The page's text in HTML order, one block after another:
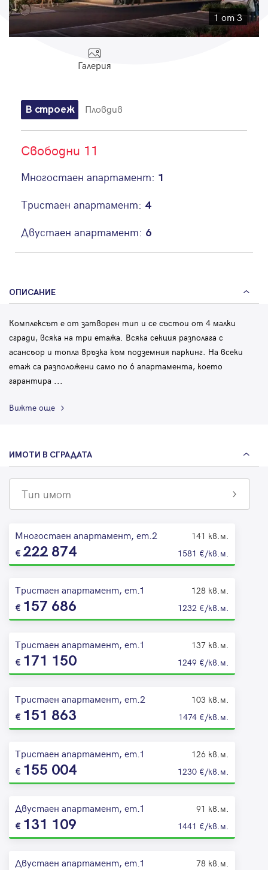
1 от 3
Галерия
В строеж Пловдив
Свободни 11
Многостаен апартамент: 1
Тристаен апартамент: 4
Двустаен апартамент: 6
ОПИСАНИЕ
Комплексът е от затворен тип и се състои от 4 малки
сгради, всяка на три етажа. Всяка секция разполага с
асансьор и топла връзка към подземния паркинг. На всеки
етаж са разположени само по 6 апартамента, което
гарантира ...
Вижте още
ИМОТИ В СГРАДАТА
Тип имот
Многостаен апартамент, ет.2 141 кв.м.
222 874 1581 €/кв.м.
Тристаен апартамент, ет.1 128 кв.м.
157 686 1232 €/кв.м.
Тристаен апартамент, ет.1 137 кв.м.
171 150 1249 €/кв.м.
Тристаен апартамент, ет.2 103 кв.м.
151 863 1474 €/кв.м.
Тристаен апартамент, ет.1 126 кв.м.
155 004 1230 €/кв.м.
Двустаен апартамент, ет.1 91 кв.м.
131 109 1441 €/кв.м.
Двустаен апартамент, ет.1 78 кв.м.
Парола
Забравена парола